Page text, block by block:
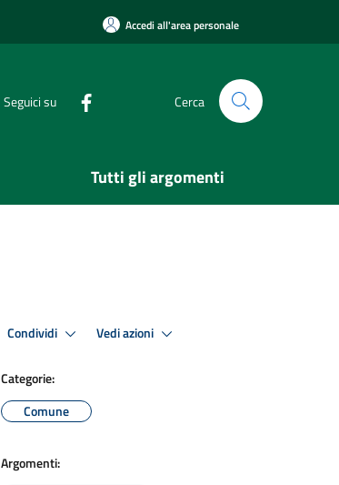
Accedi all'area personale
Seguici su Cerca
Tutti gli argomenti
Condividi Vedi azioni
Categorie:
Comune
Argomenti: